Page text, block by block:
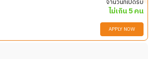
จำนวนที่เปิดรับ
ไม่เกิน 5 คน
APPLY NOW